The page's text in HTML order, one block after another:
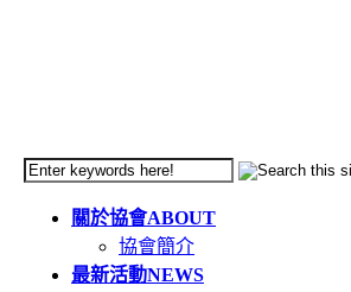
關於協會ABOUT
協會簡介
最新活動NEWS